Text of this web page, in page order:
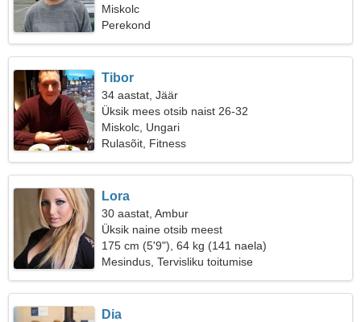
Miskolc
Perekond
Tibor
34 aastat, Jäär
Üksik mees otsib naist 26-32
Miskolc, Ungari
Rulasõit, Fitness
Lora
30 aastat, Ambur
Üksik naine otsib meest
175 cm (5'9"), 64 kg (141 naela)
Mesindus, Tervisliku toitumise
Dia